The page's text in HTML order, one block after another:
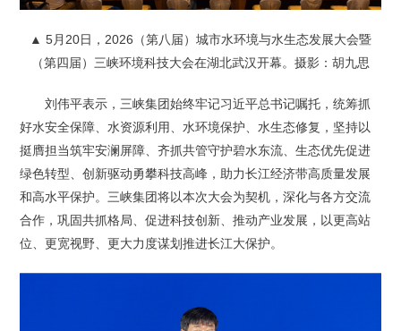
▲ 5月20日，2026（第八届）城市水环境与水生态发展大会暨
（第四届）三峡环境科技大会在湖北武汉开幕。摄影：胡九思
刘伟平表示，三峡集团始终牢记习近平总书记嘱托，统筹抓
好水安全保障、水资源利用、水环境保护、水生态修复，坚持以
挺膺担当筑牢安澜屏障、齐抓共管守护碧水东流、生态优先促进
绿色转型、创新驱动勇攀科技高峰，助力长江经济带高质量发展
和高水平保护。三峡集团将以本次大会为契机，深化与各方交流
合作，巩固共抓格局、促进科技创新、推动产业发展，以更高站
位、更宽视野、更大力度谋划推进长江大保护。